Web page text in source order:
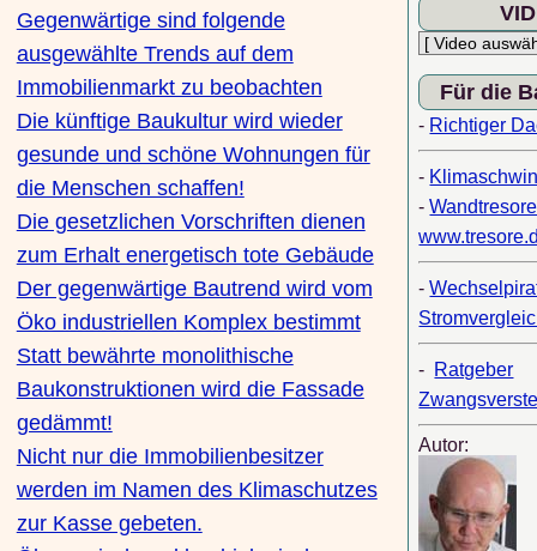
Gegenwärtige sind folgende
ausgewählte Trends auf dem
Immobilienmarkt zu beobachten
Die künftige Baukultur wird wieder
gesunde und schöne Wohnungen für
die Menschen schaffen!
Die gesetzlichen Vorschriften dienen
zum Erhalt energetisch tote Gebäude
Der gegenwärtige Bautrend wird vom
Öko industriellen Komplex bestimmt
Statt bewährte monolithische
Baukonstruktionen wird die Fassade
gedämmt!
Nicht nur die Immobilienbesitzer
werden im Namen des Klimaschutzes
zur Kasse gebeten.
Für die
- Richtiger
-
-
-
- Ratgeber
Autor: